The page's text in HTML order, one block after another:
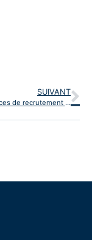
SUIVANT
Les 5 tendances de recrutement à ne pas manquer